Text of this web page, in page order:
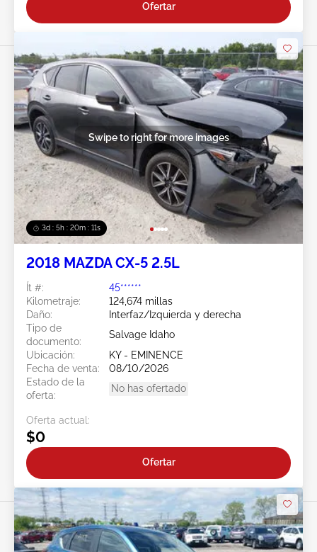
Ofertar
3d : 5h : 20m : 08s
Swipe to right for more images
2018 MAZDA CX-5 2.5L
Ít #:
45******
Kilometraje:
124,674 millas
Daño:
Interfaz/Izquierda y derecha
Tipo de
documento:
Salvage Idaho
Ubicación:
KY - EMINENCE
Fecha de venta:
08/10/2026
Estado de la
oferta:
No has ofertado
Oferta actual:
$0
Ofertar